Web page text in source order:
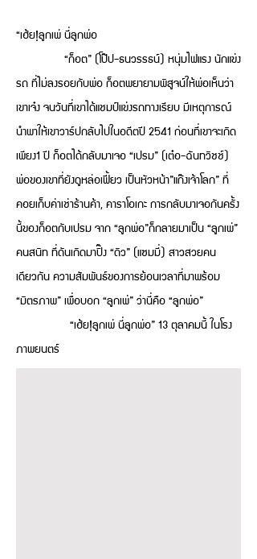
“เฮ้ย!ลูกเพ่ นี่ลูกพ่อ
“ก็อต” (โป๊ป-ธนวรรธน์) หนุ่มไฟแรง นักแข่ง
รถ ที่ไม่ลงรอยกับพ่อ ก็อตพยายามพิสูจน์ให้พ่อเห็นว่า
เขาเจ๋ง จนวันที่เขาได้แชมป์แข่งรถทางเรียบ มีเหตุการณ์
นำพาให้เขาวาร์ปกลับไปในอดีตปี 2541 ก่อนที่เขาจะเกิด
เพียง1 ปี ก็อตได้กลับมาเจอ “เปรม” (เต๋อ-ฉันทวิชช์)
พ่อของเขาที่ยังดูหล่อเฟี้ยว เป็นหัวหน้า”แก๊งเจ้าโลก” ที่
คอยเก็บค่าเช่าร้านค้า, คาราโอเกะ การกลับมาเจอกันครั้ง
นี้ของก็อตกับเปรม จาก “ลูกพ่อ”ก็กลายมาเป็น “ลูกเพ่”
คนสนิท ที่ดันเกิดมาปิ๊ง “ดิว” (แซมมี่) สาวสวยคน
เดียวกัน ความสัมพันธ์ของการย้อนเวลาที่มาพร้อม
“มิตรภาพ” เพื่อบอก “ลูกเพ่” ว่านี่คือ “ลูกพ่อ”
“เฮ้ย!ลูกเพ่ นี่ลูกพ่อ” 13 ตุลาคมนี้ ในโรง
ภาพยนตร์